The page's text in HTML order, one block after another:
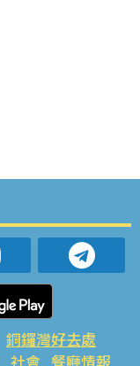
銅鑼灣好去處
社會 餐廳情報